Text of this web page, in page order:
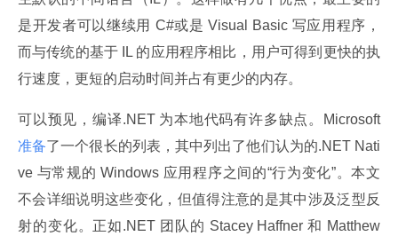
是开发者可以继续用 C#或是 Visual Basic 写应用程序，
而与传统的基于 IL 的应用程序相比，用户可得到更快的执
行速度，更短的启动时间并占有更少的内存。
可以预见，编译.NET 为本地代码有许多缺点。Microsoft
准备了一个很长的列表，其中列出了他们认为的.NET Nati
ve 与常规的 Windows 应用程序之间的“行为变化”。本文
不会详细说明这些变化，但值得注意的是其中涉及泛型反
射的变化。正如.NET 团队的 Stacey Haffner 和 Matthew